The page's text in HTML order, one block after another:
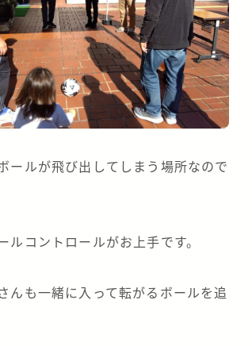
ールが飛び出してしまう場所なので
ルコントロールがお上手です。
んも一緒に入って転がるボールを追